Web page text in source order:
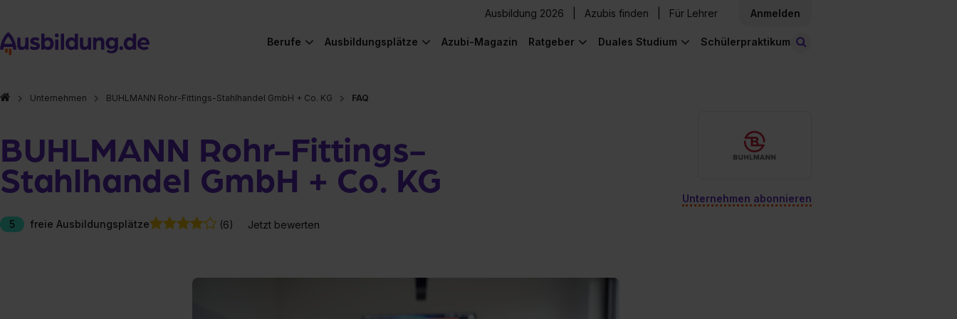
Ausbildung 2026 Azubis finden Für Lehrer Anmelden
Berufe Ausbildungsplätze Azubi-Magazin Ratgeber Duales Studium Schülerpraktikum
Unternehmen BUHLMANN Rohr-Fittings-Stahlhandel GmbH + Co. KG FAQ
BUHLMANN Rohr-Fittings-
Stahlhandel GmbH + Co. KG
5 freie Ausbildungsplätze (6) Jetzt bewerten
Unternehmen abonnieren